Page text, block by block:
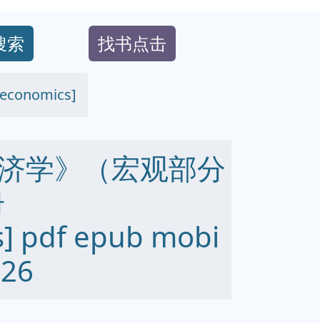
索 找书点击
学》（宏观部分
pdf epub mobi